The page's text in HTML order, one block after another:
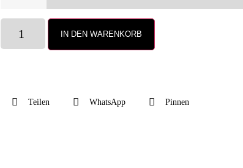
IN DEN WARENKORB
Teilen WhatsApp Pinnen